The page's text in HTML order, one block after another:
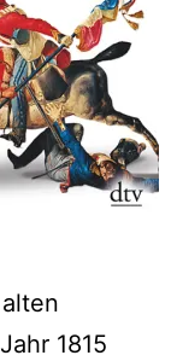
1815